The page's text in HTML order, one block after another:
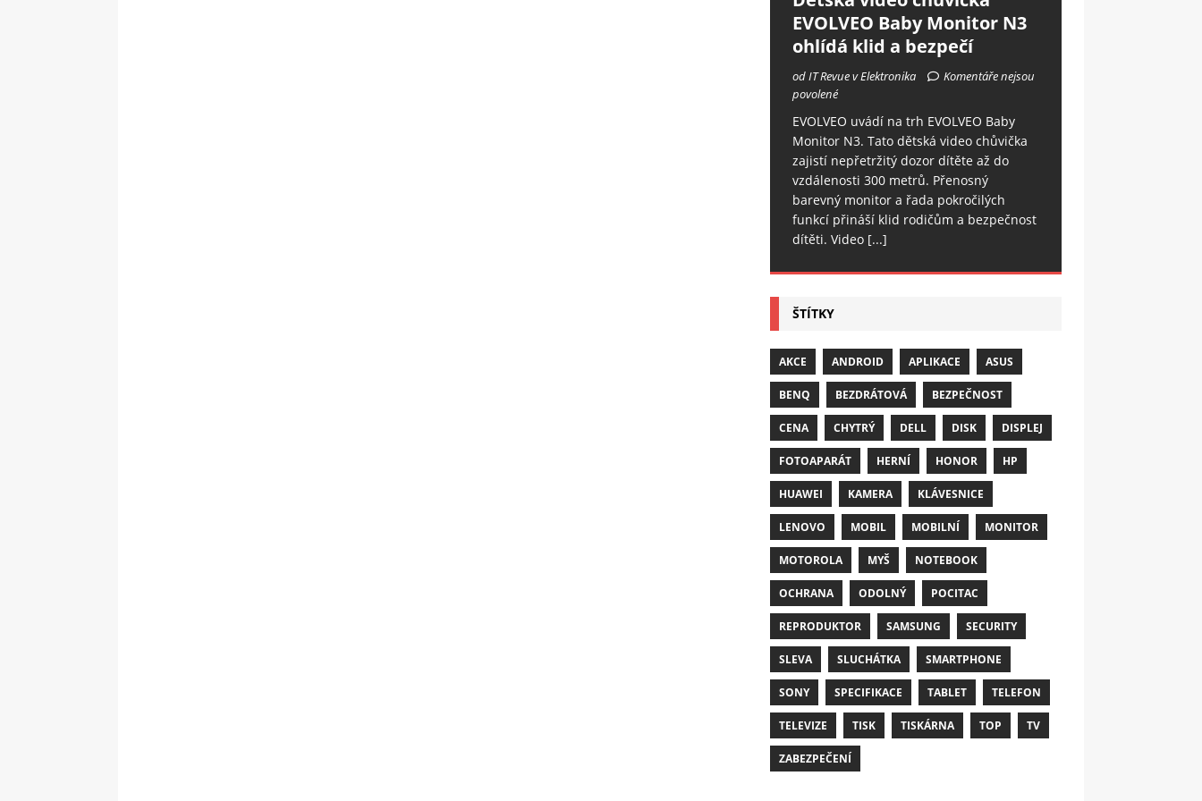
EVOLVEO Baby Monitor N3
ohlídá klid a bezpečí
od IT Revue v Elektronika
Komentáře nejsou
povolené
EVOLVEO uvádí na trh EVOLVEO Baby
Monitor N3. Tato dětská video chůvička
zajistí nepřetržitý dozor dítěte až do
vzdálenosti 300 metrů. Přenosný
barevný monitor a řada pokročilých
funkcí přináší klid rodičům a bezpečnost
dítěti. Video [...]
ŠTÍTKY
AKCE ANDROID APLIKACE ASUS
BENQ BEZDRÁTOVÁ BEZPEČNOST
CENA CHYTRÝ DELL DISK DISPLEJ
FOTOAPARÁT HERNÍ HONOR HP
HUAWEI KAMERA KLÁVESNICE
LENOVO MOBIL MOBILNÍ MONITOR
MOTOROLA MYŠ NOTEBOOK
OCHRANA ODOLNÝ POCITAC
REPRODUKTOR SAMSUNG SECURITY
SLEVA SLUCHÁTKA SMARTPHONE
SONY SPECIFIKACE TABLET TELEFON
TELEVIZE TISK TISKÁRNA TOP TV
ZABEZPEČENÍ